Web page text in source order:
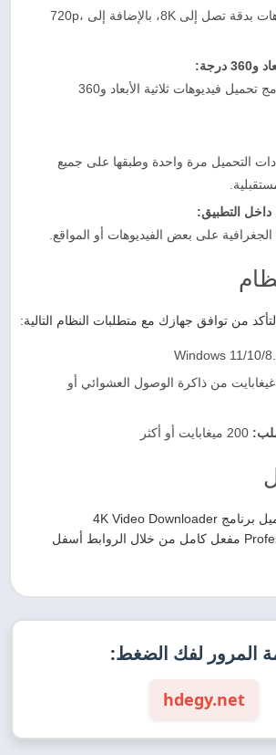
، حمل الفيديوهات بدقة تصل إلى 8K، بالإضافة إلى 720p،
درجة:
، يدعم البرنامج تحميل فيديوهات ثلاثية الأبعاد و360
التحميل مرة واحدة وطبقها على جميع
داخل التطبيق:
الجغرافية على بعض الفيديوهات أو المواقع.
من توافق جهازك مع متطلبات النظام التالية:
1 غيغابايت من ذاكرة الوصول العشوائي أو
، يمكنك تحميل برنامج 4K Video Downloader
Professional 4.33.4.0167 مفعل كامل من خلال الروابط أسفل
المرور لفك الضغط:
hdegy.net